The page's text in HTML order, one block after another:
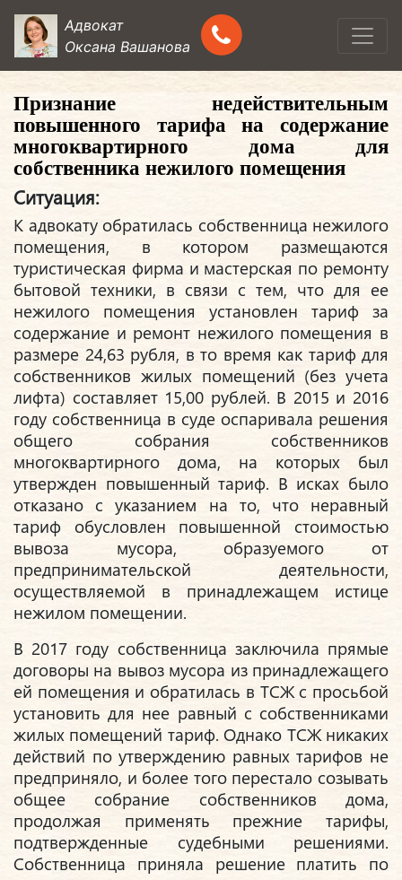
Адвокат
Оксана Вашанова
Признание недействительным
повышенного тарифа на содержание
многоквартирного дома для
собственника нежилого помещения
Ситуация:
К адвокату обратилась собственница нежилого
помещения, в котором размещаются
туристическая фирма и мастерская по ремонту
бытовой техники, в связи с тем, что для ее
нежилого помещения установлен тариф за
содержание и ремонт нежилого помещения в
размере 24,63 рубля, в то время как тариф для
собственников жилых помещений (без учета
лифта) составляет 15,00 рублей. В 2015 и 2016
году собственница в суде оспаривала решения
общего собрания собственников
многоквартирного дома, на которых был
утвержден повышенный тариф. В исках было
отказано с указанием на то, что неравный
тариф обусловлен повышенной стоимостью
вывоза мусора, образуемого от
предпринимательской деятельности,
осуществляемой в принадлежащем истице
нежилом помещении.
В 2017 году собственница заключила прямые
договоры на вывоз мусора из принадлежащего
ей помещения и обратилась в ТСЖ с просьбой
установить для нее равный с собственниками
жилых помещений тариф. Однако ТСЖ никаких
действий по утверждению равных тарифов не
предприняло, и более того перестало созывать
общее собрание собственников дома,
продолжая применять прежние тарифы,
подтвержденные судебными решениями.
Собственница приняла решение платить по